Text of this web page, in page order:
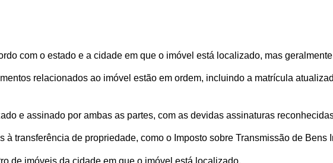
com o estado e a cidade em que o imóvel está localizado, mas
relacionados ao imóvel estão em ordem, incluindo a matrícula
e assinado por ambas as partes, com as devidas assinaturas
transferência de propriedade, como o Imposto sobre Transmissão de Bens
de imóveis da cidade em que o imóvel está localizado.